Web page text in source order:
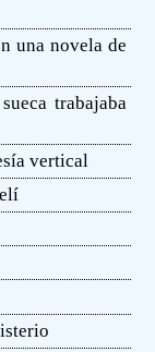
una novela de
trabajaba
vertical